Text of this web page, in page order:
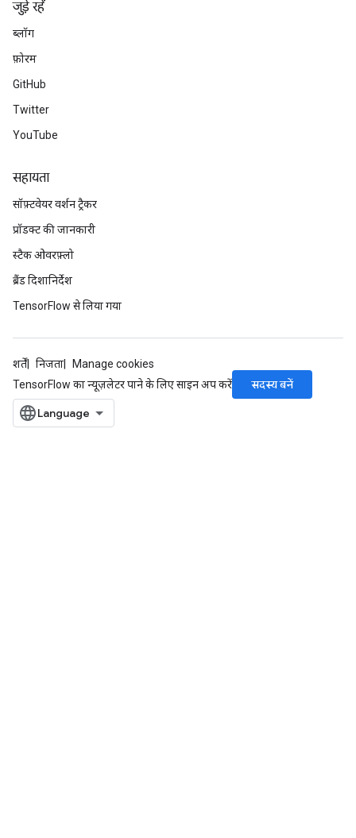
जुड़े रहें
ब्लॉग
फ़ोरम
GitHub
Twitter
YouTube
सहायता
सॉफ़्टवेयर वर्शन ट्रैकर
प्रॉडक्ट की जानकारी
स्टैक ओवरफ़्लो
ब्रैंड दिशानिर्देश
TensorFlow से लिया गया
शर्तें निजता
Manage cookies
TensorFlow का न्यूज़लेटर पाने के लिए साइन अप करें
सदस्य बनें